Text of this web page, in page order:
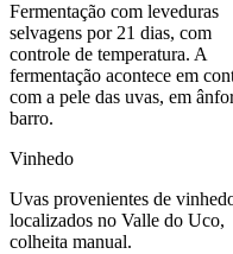
Fermentação com leveduras
selvagens por 21 dias, com
controle de temperatura. A
fermentação acontece em
com a pele das uvas, em
barro.
Vinhedo
Uvas provenientes de
localizados no Valle do Uco,
colheita manual.